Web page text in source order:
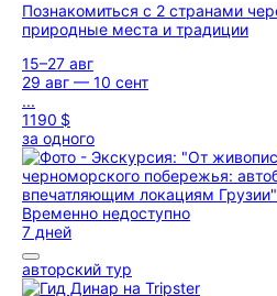
Познакомиться с 2 странами
природные места и традиции
15–27 авг
29 авг — 10 сент
...
1190 $
за одного
Временно недоступно
7 дней
авторский тур